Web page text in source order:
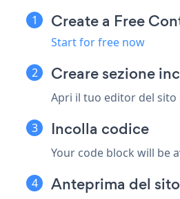
Create a Free
Start for free now
Crearesezione
Apri il tuo editor del
Incolla codice
Your code block will be
Anteprima del sito